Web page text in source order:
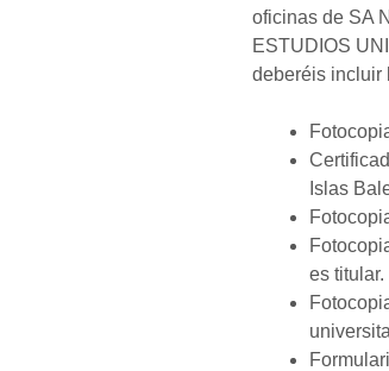
oficinas de SA
ESTUDIOS
deberéis incluir
Islas
es titular.